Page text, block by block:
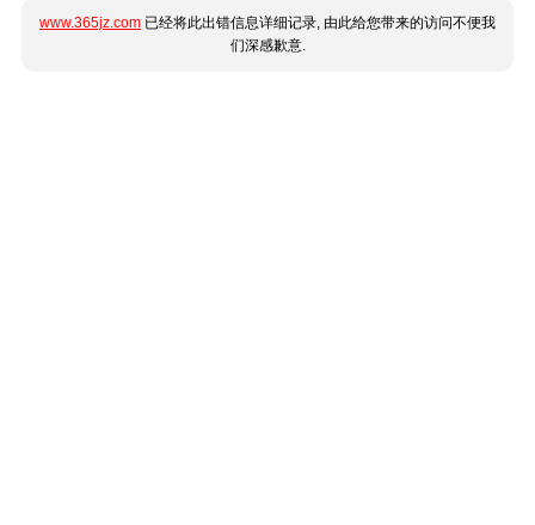
www.365jz.com 已经将此出错信息详细记录, 由此给您带来的访问不便我
们深感歉意.